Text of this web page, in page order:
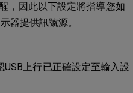
，因此以下設定將指導您如
器提供訊號源。
USB上行已正確設定至輸入設